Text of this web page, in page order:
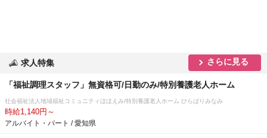
求人特集 さらに見る
「福祉調理スタッフ」無資格可/日勤のみ/特別養護老人ホーム
社会福祉法人地域福祉コミュニティほほえみ/特別養護老人ホーム ひらばりみなみ
時給1,140円～
アルバイト・パート / 愛知県